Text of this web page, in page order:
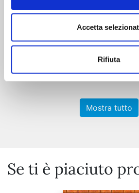
Accetta
Rifiuta
27/10/2026
Mostra tutto
Se ti è piaciuto